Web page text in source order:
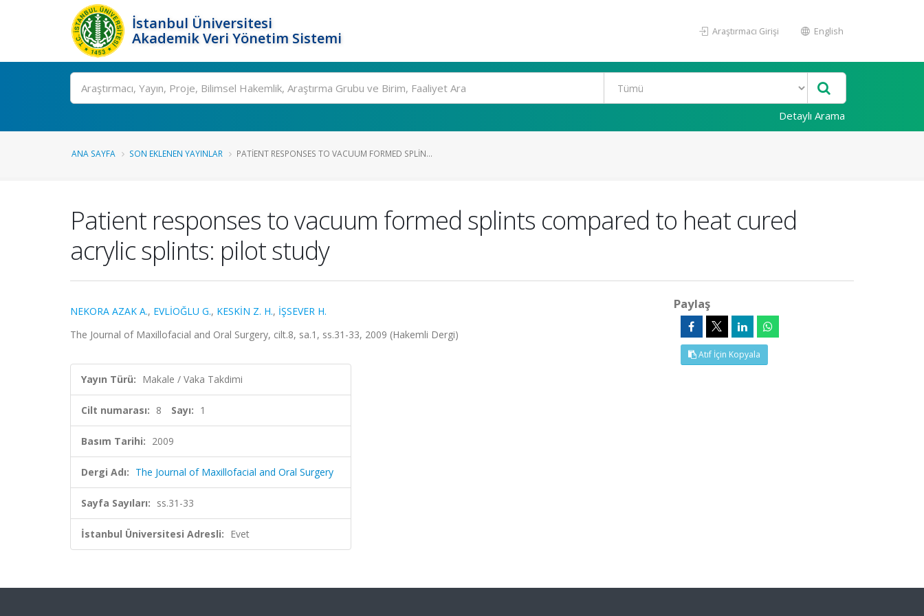
İstanbul Üniversitesi
Akademik Veri Yönetim Sistemi
Araştırmacı Girişi English
Ara
Detaylı Arama
ANA SAYFA SON EKLENEN YAYINLAR PATIENT RESPONSES TO VACUUM FORMED SPLIN...
Patient responses to vacuum formed splints compared to heat cured
acrylic splints: pilot study
NEKORA AZAK A., EVLİOĞLU G., KESKİN Z. H., İŞSEVER H.
The Journal of Maxillofacial and Oral Surgery, cilt.8, sa.1, ss.31-33, 2009 (Hakemli Dergi)
Yayın Türü: Makale / Vaka Takdimi
Cilt numarası: 8 Sayı: 1
Basım Tarihi: 2009
Dergi Adı: The Journal of Maxillofacial and Oral Surgery
Sayfa Sayıları: ss.31-33
İstanbul Üniversitesi Adresli: Evet
Paylaş
Atıf İçin Kopyala